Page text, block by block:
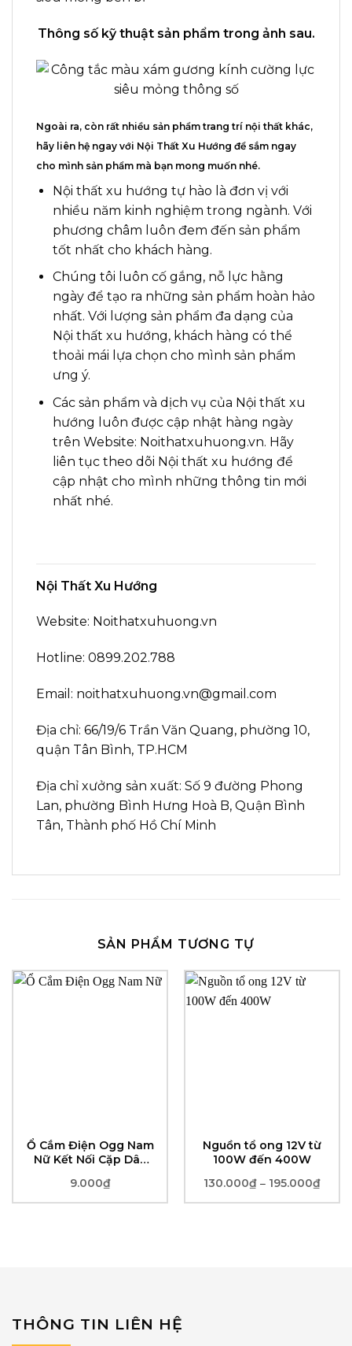
Thông số kỹ thuật sản phẩm trong ảnh sau.
Ngoài ra, còn rất nhiều sản phẩm trang trí nội thất khác,
hãy liên hệ ngay với Nội Thất Xu Hướng để sắm ngay
cho mình sản phẩm mà bạn mong muốn nhé.
Nội thất xu hướng tự hào là đơn vị với
nhiều năm kinh nghiệm trong ngành. Với
phương châm luôn đem đến sản phẩm
tốt nhất cho khách hàng.
Chúng tôi luôn cố gắng, nỗ lực hằng
ngày để tạo ra những sản phẩm hoàn hảo
nhất. Với lượng sản phẩm đa dạng của
Nội thất xu hướng, khách hàng có thể
thoải mái lựa chọn cho mình sản phẩm
ưng ý.
Các sản phẩm và dịch vụ của Nội thất xu
hướng luôn được cập nhật hàng ngày
trên Website: Noithatxuhuong.vn. Hãy
liên tục theo dõi Nội thất xu hướng để
cập nhật cho mình những thông tin mới
nhất nhé.
Nội Thất Xu Hướng
Website: Noithatxuhuong.vn
Hotline: 0899.202.788
Email: noithatxuhuong.vn@gmail.com
Địa chỉ: 66/19/6 Trần Văn Quang, phường 10,
quận Tân Bình, TP.HCM
Địa chỉ xưởng sản xuất: Số 9 đường Phong
Lan, phường Bình Hưng Hoà B, Quận Bình
Tân, Thành phố Hồ Chí Minh
SẢN PHẨM TƯƠNG TỰ
Ổ Cắm Điện Ogg Nam
Nữ Kết Nối Cặp Dây
Nguyên Chất
9.000₫
Nguồn tổ ong 12V từ
100W đến 400W
130.000₫ – 195.000₫
từ
THÔNG TIN LIÊN HỆ